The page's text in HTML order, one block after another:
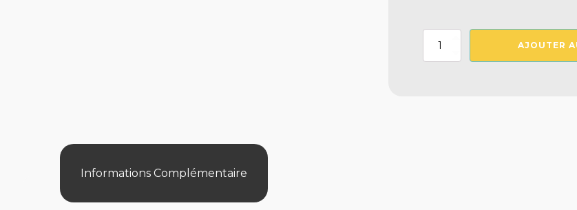
quantité
AJOUTER
Informations Complémentaire